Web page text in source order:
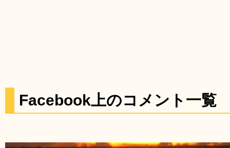
Facebook上のコメント一覧